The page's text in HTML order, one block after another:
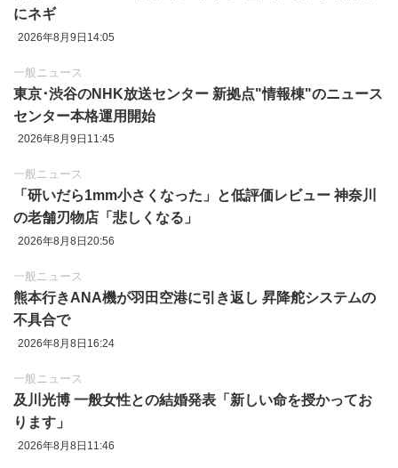
にネギ
2026年8月9日14:05
一般ニュース
東京‪･‬渋谷のNHK放送センター 新拠点"情報棟"のニュース
センター本格運用開始
2026年8月9日11:45
一般ニュース
「研いだら1mm小さくなった」と低評価レビュー 神奈川
の老舗刃物店「悲しくなる」
2026年8月8日20:56
一般ニュース
熊本行きANA機が羽田空港に引き返し 昇降舵システムの
不具合で
2026年8月8日16:24
一般ニュース
及川光博 一般女性との結婚発表「新しい命を授かってお
ります」
2026年8月8日11:46